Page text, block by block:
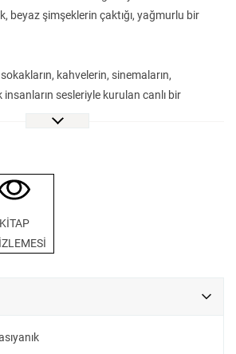
beyaz şimşeklerin çaktığı, yağmurlu bir
kahvelerin, sinemaların,
sesleriyle kurulan canlı bir
kenti adımlayan yazar, İstanbul’u
hariç– İstanbul odaklı kırk bir
Öykülerin süreli yayınlardaki ilk
hayattayken çıkan kitapları karşılaştırılarak
kent belleği için bulunmaz detayları da içinde
hafızası onun öykülerinde hâlâ yaşamaya
bir yazarda bıraktığı izlerin en berrak
KİTAP